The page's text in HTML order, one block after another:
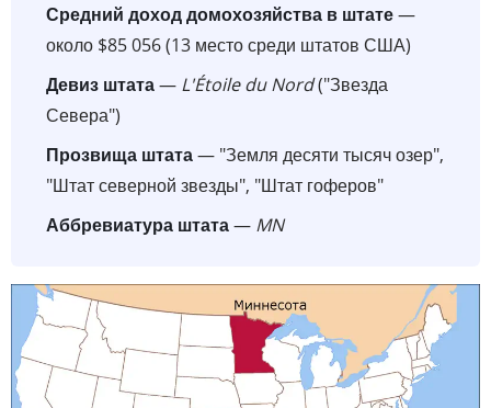
Средний доход домохозяйства в штате—
около $85 056 (13 место среди штатов США)
Девиз штата— L'Étoile du Nord("Звезда
Севера")
Прозвища штата— "Земля десяти тысяч озер",
"Штат северной звезды", "Штат гоферов"
Аббревиатура штата— MN